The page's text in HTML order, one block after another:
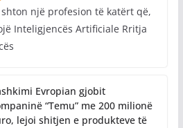
një profesion të katërt që,
Inteligjencës Artificiale Rritja
Evropian gjobit
“Temu” me 200 milionë
lejoi shitjen e produkteve të